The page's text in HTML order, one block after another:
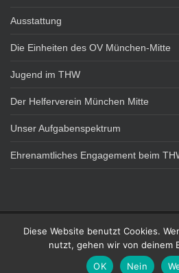
Ausstattung
Die Einheiten des OV München-Mitte
Jugend im THW
Der Helferverein München Mitte
Unser Aufgabenspektrum
Ehrenamtliches Engagement beim
DATENSCHUTZ
Technisches Hilfswerk - OV München Mitte
Diese Website benutzt Cookies.
nutzt, gehen wir von deinem
OK
Nein